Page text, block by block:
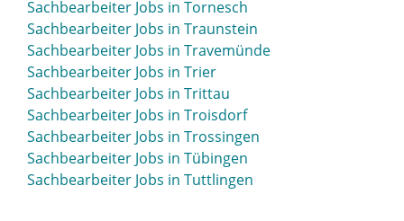
Sachbearbeiter Jobs in Sinsheim
Sachbearbeiter Jobs in Soest
Sachbearbeiter Jobs in Solingen
Sachbearbeiter Jobs in Soltau
Sachbearbeiter Jobs in Sömmerda
Sachbearbeiter Jobs in Sonthofen
Sachbearbeiter Jobs in Spaichingen
Sachbearbeiter Jobs in Spandau
Sachbearbeiter Jobs in Spenge
Sachbearbeiter Jobs in Tornesch
Sachbearbeiter Jobs in Traunstein
Sachbearbeiter Jobs in Travemünde
Sachbearbeiter Jobs in Trier
Sachbearbeiter Jobs in Trittau
Sachbearbeiter Jobs in Troisdorf
Sachbearbeiter Jobs in Trossingen
Sachbearbeiter Jobs in Tübingen
Sachbearbeiter Jobs in Tuttlingen